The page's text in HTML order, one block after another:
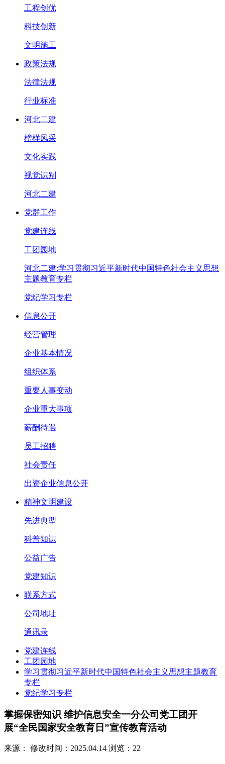
工程创优
科技创新
文明施工
政策法规
法律法规
行业标准
河北二建
榜样风采
文化实践
视觉识别
河北二建
党群工作
党建连线
工团园地
河北二建:学习贯彻习近平新时代中国特色社会主义思想
主题教育专栏
党纪学习专栏
信息公开
经营管理
企业基本情况
组织体系
重要人事变动
企业重大事项
薪酬待遇
员工招聘
社会责任
出资企业信息公开
精神文明建设
先进典型
科普知识
公益广告
党建知识
联系方式
公司地址
通讯录
党建连线
工团园地
学习贯彻习近平新时代中国特色社会主义思想主题教育
专栏
党纪学习专栏
掌握保密知识 维护信息安全一分公司党工团开
展“全民国家安全教育日”宣传教育活动
来源： 修改时间：2025.04.14 浏览：22